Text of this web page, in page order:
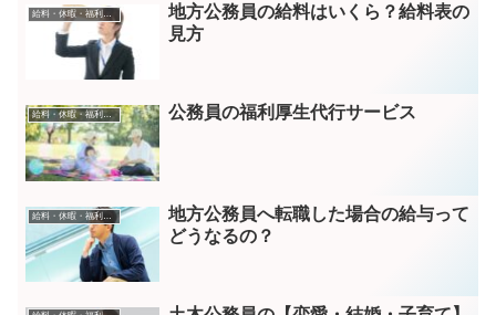
給料・休暇・福利厚生
地方公務員の給料はいくら？給料表の
見方
給料・休暇・福利厚生 公務員の福利厚生代行サービス
給料・休暇・福利厚生
地方公務員へ転職した場合の給与って
どうなるの？